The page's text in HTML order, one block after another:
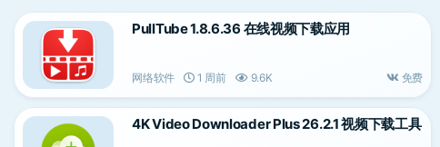
PullTube 1.8.6.36 在线视频下载应用
网络软件 1 周前 9.6K 免费
4K Video Downloader Plus 26.2.1 视频下载工具